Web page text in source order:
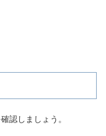
認しましょう。